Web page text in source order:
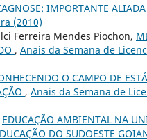
IMPORTANTE
(2010)
Ferreira Mendes Piochon,
, Anais da Semana de
O CAMPO DE
, Anais da Semana de
EDUCAÇÃO AMBIENTAL NA
DO SUDOESTE